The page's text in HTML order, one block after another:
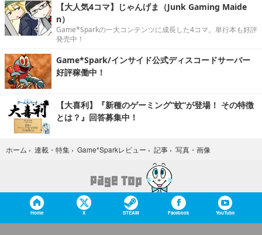
【大人気4コマ】じゃんげま（Junk Gaming Maide
n）
Game*Sparkの一大コンテンツに成長した4コマ。単行本も好評
発売中！
Game*Spark/インサイド公式ディスコードサーバー
好評稼働中！
【大喜利】『新種のゲーミング“蚊”が登場！ その特徴
とは？』回答募集中！
ホーム › 連載・特集 › Game*Sparkレビュー › 記事 › 写真・画像
Home X STEAM Facebook YouTube